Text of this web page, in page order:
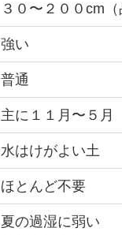
３０〜２００cm（
強い
普通
主に１１月〜５月
水はけがよい土
ほとんど不要
夏の過湿に弱い